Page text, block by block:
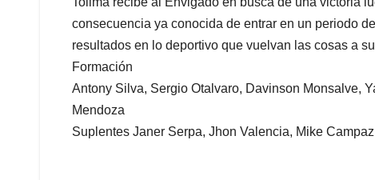
consecuencia ya conocida de entrar en un periodo
resultados en lo deportivo que vuelvan las cosas a
Formación
Antony Silva, Sergio Otalvaro, Davinson Monsalve,
Mendoza
Suplentes Janer Serpa, Jhon Valencia, Mike